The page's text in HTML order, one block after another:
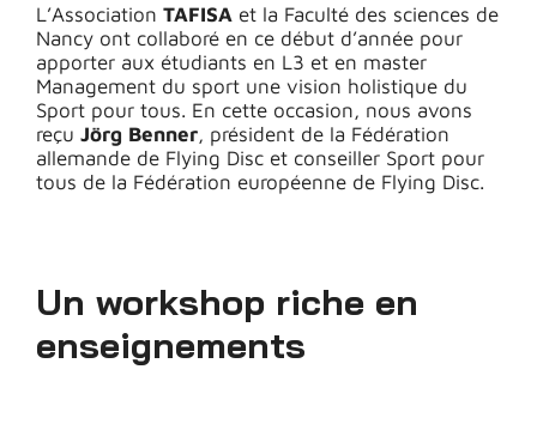
L’Association TAFISA et la Faculté des sciences de
Nancy ont collaboré en ce début d’année pour
apporter aux étudiants en L3 et en master
Management du sport une vision holistique du
Sport pour tous. En cette occasion, nous avons
reçu Jörg Benner, président de la Fédération
allemande de Flying Disc et conseiller Sport pour
tous de la Fédération européenne de Flying Disc.
Un workshop riche en
enseignements